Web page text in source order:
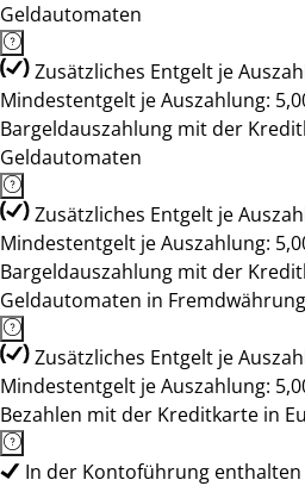
Geldautomaten
Zusätzliches Entgelt je
Mindestentgelt je Auszahlung:
Bargeldauszahlung mit der
Geldautomaten
Zusätzliches Entgelt je
Mindestentgelt je Auszahlung:
Bargeldauszahlung mit der
Geldautomaten in Fremdwährung
Zusätzliches Entgelt je
Mindestentgelt je Auszahlung:
Bezahlen mit der Kreditkarte in
In der Kontoführung enthalten